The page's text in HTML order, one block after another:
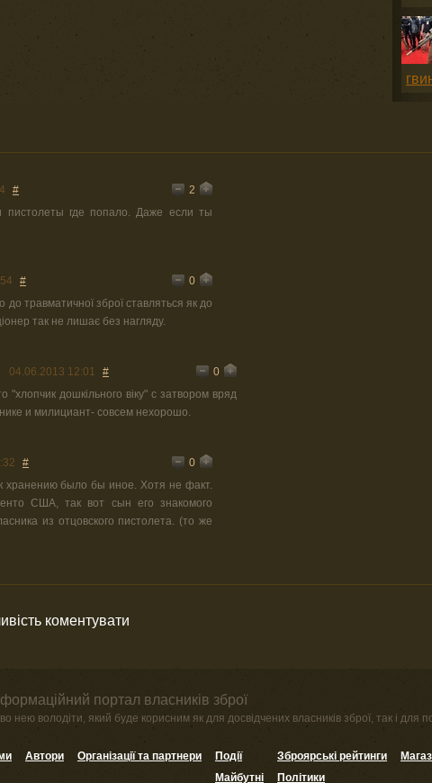
#
2
пистолеты где попало. Даже если ты
#
0
травматичної зброї ставляться як до
так не лишає без нагляду.
04.06.2013 12:01 #
0
"хлопчик дошкільного віку" с затвором вряд
и милициант- совсем нехорошо.
#
0
хранению было бы иное. Хотя не факт.
США, так вот сын его знакомого
из отцовского пистолета. (то же
коментувати
портал власників зброї
нею володіти, який буде корисним як для досвідчених власників зброї, так і для
Автори Організації та партнери
Події
Майбутні
Зброярські рейтинги
Політики